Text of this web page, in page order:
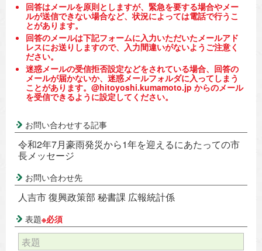
回答はメールを原則としますが、緊急を要する場合やメー
ルが送信できない場合など、状況によっては電話で行うこ
とがあります。
回答のメールは下記フォームに入力いただいたメールアド
レスにお送りしますので、入力間違いがないようご注意く
ださい。
迷惑メールの受信拒否設定などをされている場合、回答の
メールが届かないか、迷惑メールフォルダに入ってしまう
ことがあります。@hitoyoshi.kumamoto.jp からのメール
を受信できるように設定してください。
お問い合わせする記事
令和2年7月豪雨発災から1年を迎えるにあたっての市
長メッセージ
お問い合わせ先
人吉市 復興政策部 秘書課 広報統計係
表題※必須